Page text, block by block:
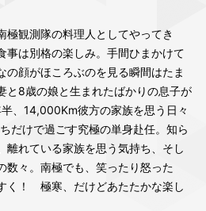
極観測隊の料理人としてやってき
事は別格の楽しみ。手間ひまかけて
の顔がほころぶのを見る瞬間はたま
と8歳の娘と生まれたばかりの息子が
、14,000Km彼方の家族を思う日々
だけで過ごす究極の単身赴任。知ら
離れている家族を思う気持ち、そし
数々。南極でも、笑ったり怒った
く！ 極寒、だけどあたたかな楽し